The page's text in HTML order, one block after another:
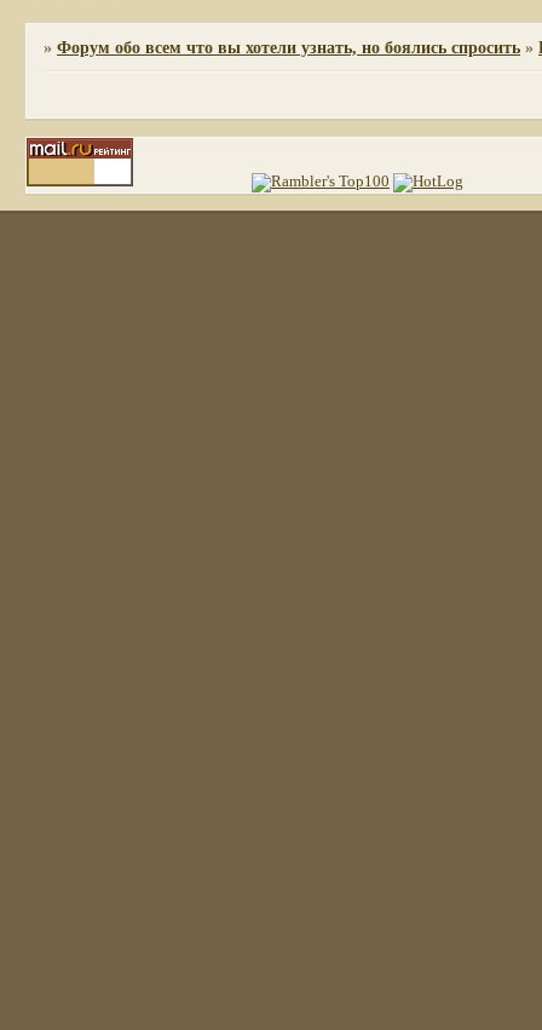
»Форум обо всем что вы хотели узнать, но боялись спросить »